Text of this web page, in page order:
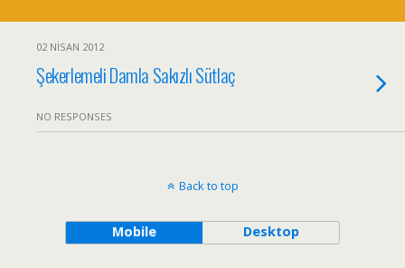
02 NISAN 2012
Şekerlemeli Damla Sakızlı Sütlaç
NO RESPONSES
Back to top
Mobile Desktop